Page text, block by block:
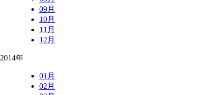
09月
10月
11月
12月
2014年
01月
02月